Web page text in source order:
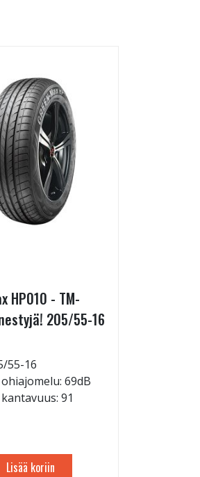
HP010 - TM-
205/55-16
55-16
69dB
91
Lisää koriin